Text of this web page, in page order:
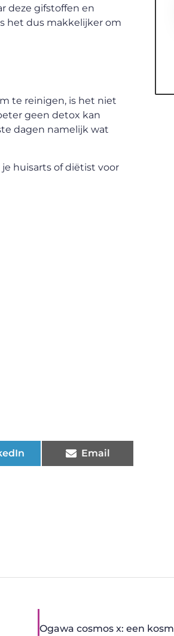
deze gifstoffen en
het dus makkelijker om
te reinigen, is het niet
geen detox kan
dagen namelijk wat
huisarts of diëtist voor
Email